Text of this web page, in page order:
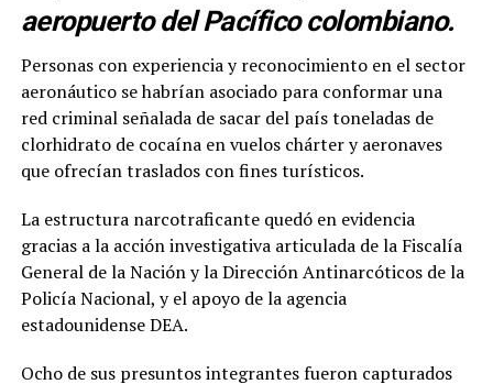
aeropuerto del Pacífico colombiano.
Personas con experiencia y reconocimiento en el sector
aeronáutico se habrían asociado para conformar una
red criminal señalada de sacar del país toneladas de
clorhidrato de cocaína en vuelos chárter y aeronaves
que ofrecían traslados con fines turísticos.
La estructura narcotraficante quedó en evidencia
gracias a la acción investigativa articulada de la Fiscalía
General de la Nación y la Dirección Antinarcóticos de la
Policía Nacional, y el apoyo de la agencia
estadounidense DEA.
Ocho de sus presuntos integrantes fueron capturados